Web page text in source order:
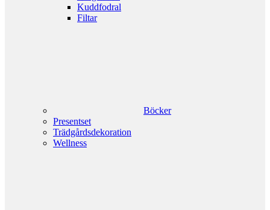
Kuddfodral
Filtar
Böcker
Presentset
Trädgårdsdekoration
Wellness